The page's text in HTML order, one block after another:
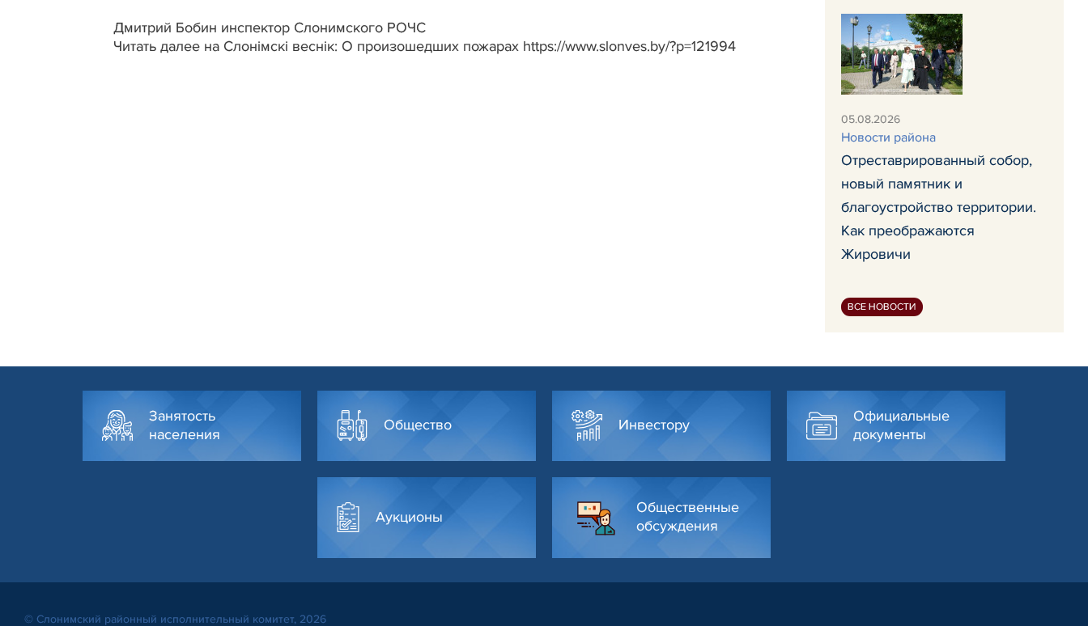
Дмитрий Бобин инспектор Слонимского РОЧС
Читать далее на Слонімскі веснік: О произошедших пожарах https://www.slonves.by/?p=121994
05.08.2026
Новости района
Отреставрированный собор,
новый памятник и
благоустройство территории.
Как преображаются
Жировичи
ВСЕ НОВОСТИ
Занятость
населения
Общество Инвестору
Официальные
документы
Аукционы
Общественные
обсуждения
© Слонимский районный исполнительный комитет, 2026